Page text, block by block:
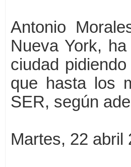
Antonio
Nueva York,
ciudad
que hasta los
SER, según
Martes, 22 abril